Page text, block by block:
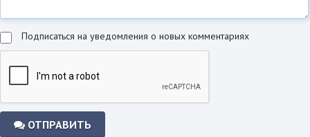
Подписаться на уведомления о новых комментариях
ОТПРАВИТЬ